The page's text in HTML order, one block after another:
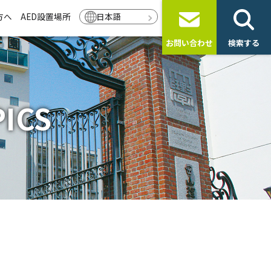
へ AED設置場所 日本語
お問い合わせ 検索する